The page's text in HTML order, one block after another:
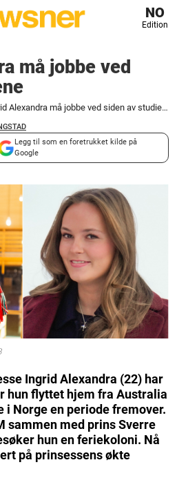
NO
Edition
må jobbe ved
Ingrid Alexandra må jobbe ved siden av studiene
Legg til som en foretrukket kilde på
Google
Ingrid Alexandra (22) har
hun flyttet hjem fra Australia
Norge en periode fremover.
sammen med prins Sverre
hun en feriekoloni. Nå
på prinsessens økte